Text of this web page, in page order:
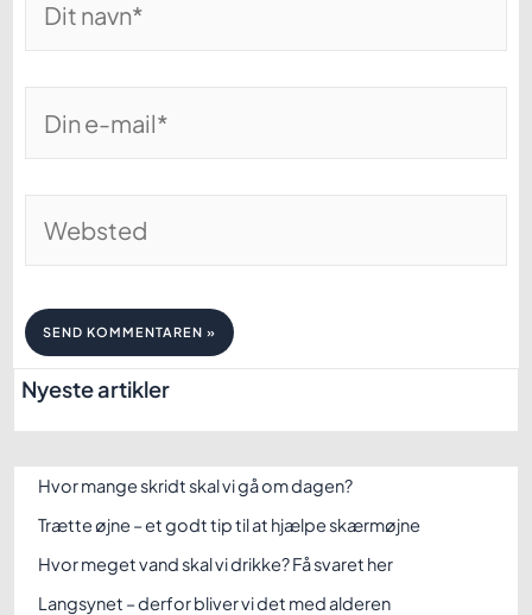
navn*
e-
mail*
Nyeste artikler
Hvor mange skridt skal vi gå om dagen?
Trætte øjne – et godt tip til at hjælpe skærmøjne
Hvor meget vand skal vi drikke? Få svaret her
Langsynet – derfor bliver vi det med alderen